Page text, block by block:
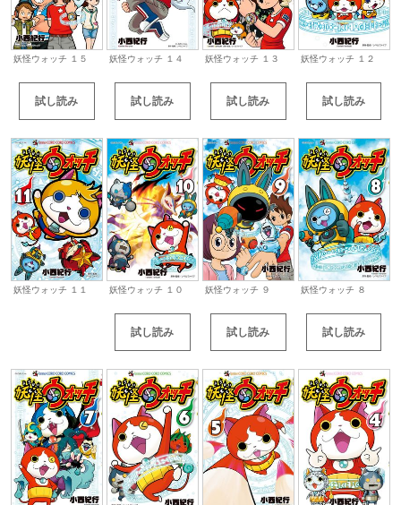
妖怪ウォッチ １５
試し読み
妖怪ウォッチ １４
試し読み
妖怪ウォッチ １３
試し読み
妖怪ウォッチ １２
試し読み
妖怪ウォッチ １１ 妖怪ウォッチ １０
試し読み
妖怪ウォッチ ９
試し読み
妖怪ウォッチ ８
試し読み